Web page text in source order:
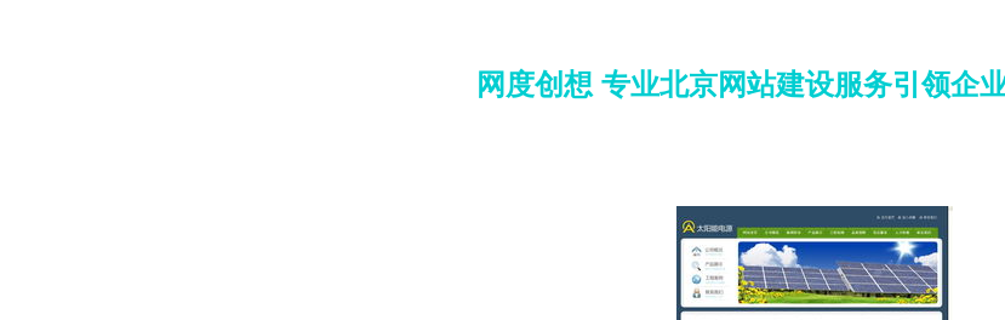
网度创想 专业北京网站建设服务引领企